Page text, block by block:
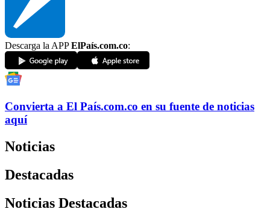
Descarga la APPElPaís.com.co:
Convierta a El País.com.co en su fuente de noticias
aquí
Noticias
Destacadas
Noticias Destacadas